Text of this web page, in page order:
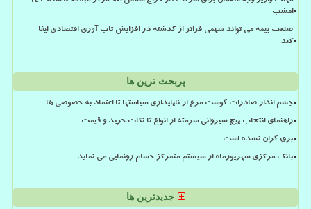
امشب
صنعت بیمه می تواند سهمی فراتر از گذشته در افزایش تاب آوری اقتصادی ایفا
کند
پربحث ترین ها
چشم انداز صادرات گوشت مرغ از ناپایداری سیاستها تا اعتماد به خصوصی ها
راهنمای انتخاب پیچ شیروانی سرمته از انواع تا نکات خرید و قیمت
برق گران نشده است
بانک مرکزی شهریورماه از سیستم متمرکز حسام رونمایی می نماید
جدیدترین ها